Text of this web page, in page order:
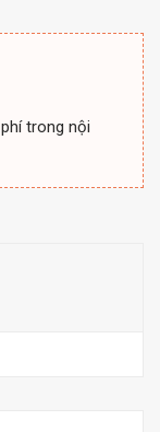
trong nội